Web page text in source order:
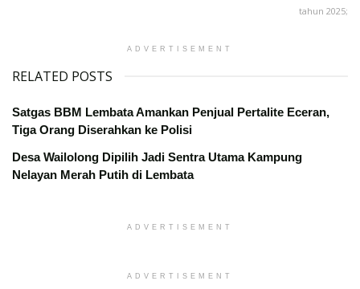
tahun 2025;
ADVERTISEMENT
RELATED POSTS
Satgas BBM Lembata Amankan Penjual Pertalite Eceran,
Tiga Orang Diserahkan ke Polisi
Desa Wailolong Dipilih Jadi Sentra Utama Kampung
Nelayan Merah Putih di Lembata
ADVERTISEMENT
ADVERTISEMENT